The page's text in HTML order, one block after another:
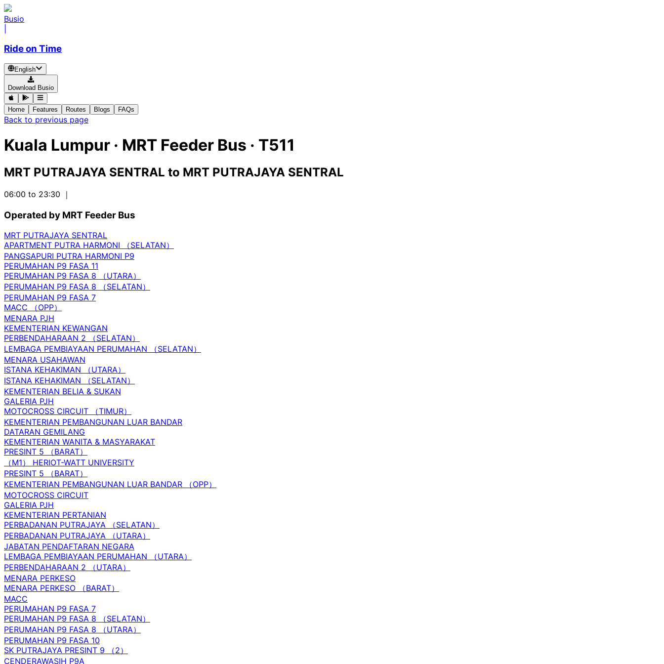
Busio
Ride on Time
English
Download Busio
Home Features Routes Blogs FAQs
Back to previous page
Kuala Lumpur · MRT Feeder Bus · T511
MRT PUTRAJAYA SENTRAL to MRT PUTRAJAYA SENTRAL
06:00 to 23:30 ｜
Operated by MRT Feeder Bus
MRT PUTRAJAYA SENTRAL
APARTMENT PUTRA HARMONI （SELATAN）
PANGSAPURI PUTRA HARMONI P9
PERUMAHAN P9 FASA 11
PERUMAHAN P9 FASA 8 （UTARA）
PERUMAHAN P9 FASA 8 （SELATAN）
PERUMAHAN P9 FASA 7
MACC （OPP）
MENARA PJH
KEMENTERIAN KEWANGAN
PERBENDAHARAAN 2 （SELATAN）
LEMBAGA PEMBIAYAAN PERUMAHAN （SELATAN）
MENARA USAHAWAN
ISTANA KEHAKIMAN （UTARA）
ISTANA KEHAKIMAN （SELATAN）
KEMENTERIAN BELIA & SUKAN
GALERIA PJH
MOTOCROSS CIRCUIT （TIMUR）
KEMENTERIAN PEMBANGUNAN LUAR BANDAR
DATARAN GEMILANG
KEMENTERIAN WANITA & MASYARAKAT
PRESINT 5 （BARAT）
（M1） HERIOT-WATT UNIVERSITY
PRESINT 5 （BARAT）
KEMENTERIAN PEMBANGUNAN LUAR BANDAR （OPP）
MOTOCROSS CIRCUIT
GALERIA PJH
KEMENTERIAN PERTANIAN
PERBADANAN PUTRAJAYA （SELATAN）
PERBADANAN PUTRAJAYA （UTARA）
JABATAN PENDAFTARAN NEGARA
LEMBAGA PEMBIAYAAN PERUMAHAN （UTARA）
PERBENDAHARAAN 2 （UTARA）
MENARA PERKESO
MENARA PERKESO （BARAT）
MACC
PERUMAHAN P9 FASA 7
PERUMAHAN P9 FASA 8 （SELATAN）
PERUMAHAN P9 FASA 8 （UTARA）
PERUMAHAN P9 FASA 10
SK PUTRAJAYA PRESINT 9 （2）
CENDERAWASIH P9A